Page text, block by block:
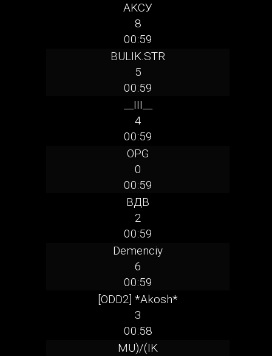
AKCУ
8
00:59
BULIK.STR
5
00:59
__III__
4
00:59
OPG
0
00:59
ВДВ
2
00:59
Demenciy
6
00:59
[ODD2] *Akosh*
3
00:58
MU)/(IK